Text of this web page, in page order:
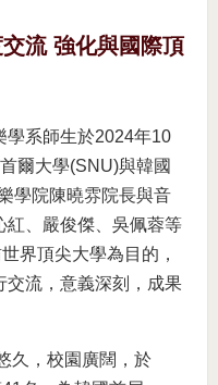
流 強化與國際頂
學系師生於2024年10
爾大學(SNU)與韓國
學院陳曉雰院長與音
紅、嚴俊傑、吳佩蓉等
界頂尖大學為目的，
交流，意義深刻，成果
久，校園廣闊，於